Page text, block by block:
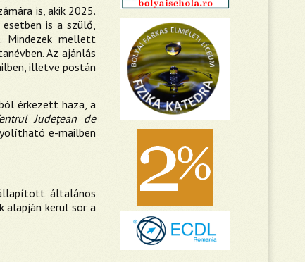
is, akik 2025.
is a szülő,
Mindezek mellett
Az ajánlás
illetve postán
érkezett haza, a
Judeţean de
e-mailben
általános
alapján kerül sor a